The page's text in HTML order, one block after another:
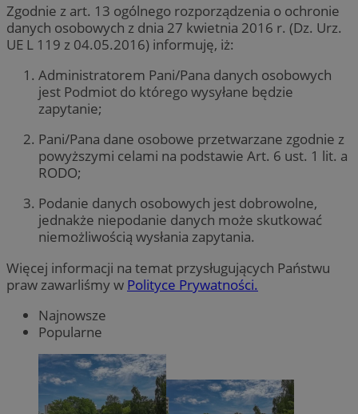
Zgodnie z art. 13 ogólnego rozporządzenia o ochronie
danych osobowych z dnia 27 kwietnia 2016 r. (Dz. Urz.
UE L 119 z 04.05.2016) informuję, iż:
Administratorem Pani/Pana danych osobowych
jest Podmiot do którego wysyłane będzie
zapytanie;
Pani/Pana dane osobowe przetwarzane zgodnie z
powyższymi celami na podstawie Art. 6 ust. 1 lit. a
RODO;
Podanie danych osobowych jest dobrowolne,
jednakże niepodanie danych może skutkować
niemożliwością wysłania zapytania.
Więcej informacji na temat przysługujących Państwu
praw zawarliśmy w Polityce Prywatności.
Najnowsze
Popularne